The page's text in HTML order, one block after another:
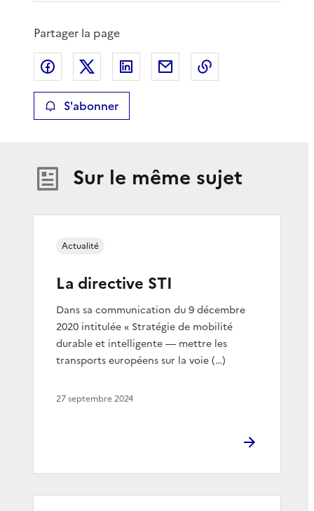
Partager la page
Partager sur Facebook
Partager sur XPartager sur LinkedIn
Partager par email
S'abonner
Sur le même sujet
La directive STI
Dans sa communication du 9 décembre
2020 intitulée « Stratégie de mobilité
durable et intelligente — mettre les
transports européens sur la voie (…)
Actualité
27 septembre 2024